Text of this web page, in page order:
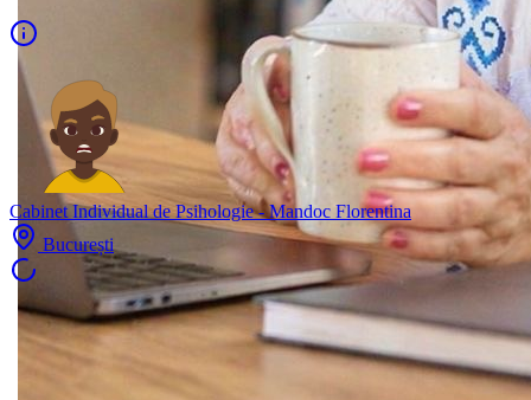
Cabinet Individual de Psihologie - Mandoc Florentina
București